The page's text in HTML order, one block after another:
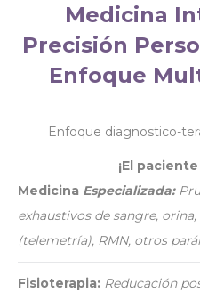
Medicina
Precisión
Enfoque
Enfoque diagnostico-
¡El
Medicina Especializada:
exhaustivos de sangre,
(telemetría), RMN, otros
Fisioterapia: Reducación